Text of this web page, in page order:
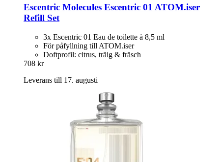
Escentric Molecules Escentric 01 ATOM.iser
Refill Set
3x Escentric 01 Eau de toilette à 8,5 ml
För påfyllning till ATOM.iser
Doftprofil: citrus, träig & fräsch
708 kr
Leverans till 17. augusti